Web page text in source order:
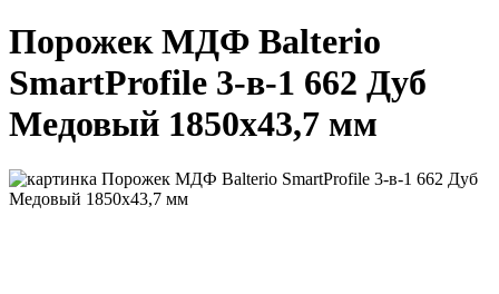
Порожек МДФ Balterio
SmartProfile 3-в-1 662 Дуб
Медовый 1850x43,7 мм